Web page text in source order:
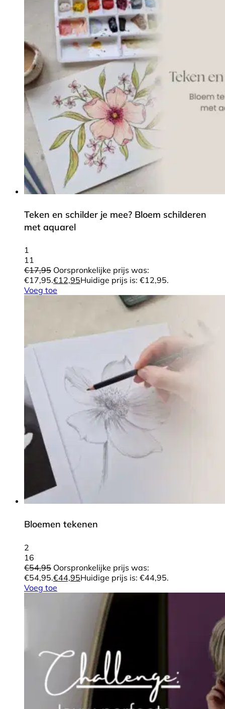
Teken en schilder je mee? Bloem schilderen
met aquarel
1
11
€17,95 Oorspronkelijke prijs was:
€17,95.€12,95Huidige prijs is: €12,95.
Voeg toe
Bloemen tekenen
2
16
€54,95 Oorspronkelijke prijs was:
€54,95.€44,95Huidige prijs is: €44,95.
Voeg toe